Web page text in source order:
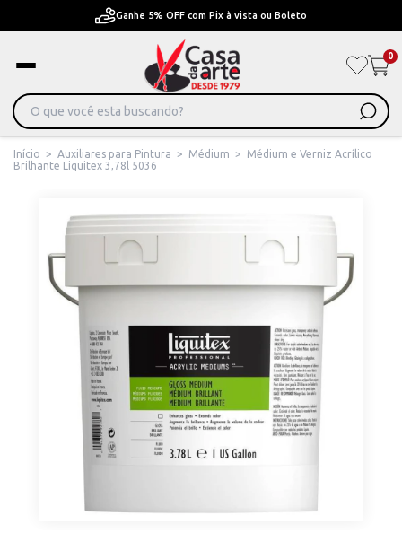
Ganhe 5% OFF com Pix à vista ou Boleto
0
Início > Auxiliares para Pintura > Médium >
Médium e Verniz Acrílico
Brilhante Liquitex 3,78l 5036